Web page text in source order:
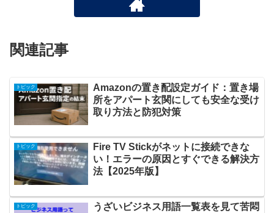
関連記事
トピック
Amazonの置き配設定ガイド：置き場
所をアパート玄関にしても安全な受け
取り方法と防犯対策
トピック
Fire TV Stickがネットに接続できな
い！エラーの原因とすぐできる解決方
法【2025年版】
トピック
うざいビジネス用語一覧表を見て苦悶